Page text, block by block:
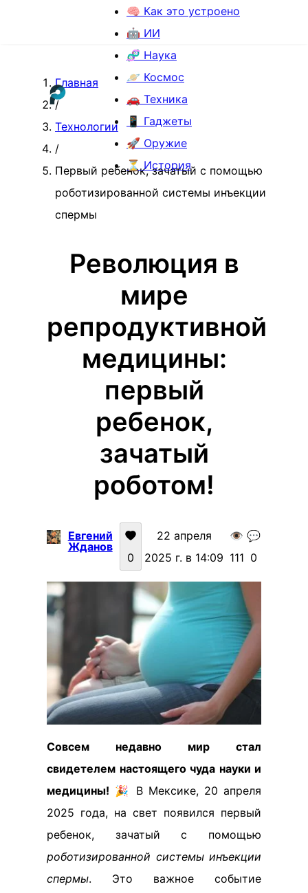
🧠 Как это устроено
🤖 ИИ
🧬 Наука
🪐 Космос
🚗 Техника
📱 Гаджеты
🚀 Оружие
⏳ История
Главная
/
Технологии
/
Первый ребенок, зачатый с помощью
роботизированной системы инъекции
спермы
Революция в
мире
репродуктивной
медицины:
первый
ребенок,
зачатый
роботом!
Евгений
Жданов
0
22 апреля
2025 г. в 14:09
👁️
111
💬
0
Совсем недавно мир стал
свидетелем настоящего чуда науки и
медицины! 🎉 В Мексике, 20 апреля
2025 года, на свет появился первый
ребенок, зачатый с помощью
роботизированной системы инъекции
спермы. Это важное событие